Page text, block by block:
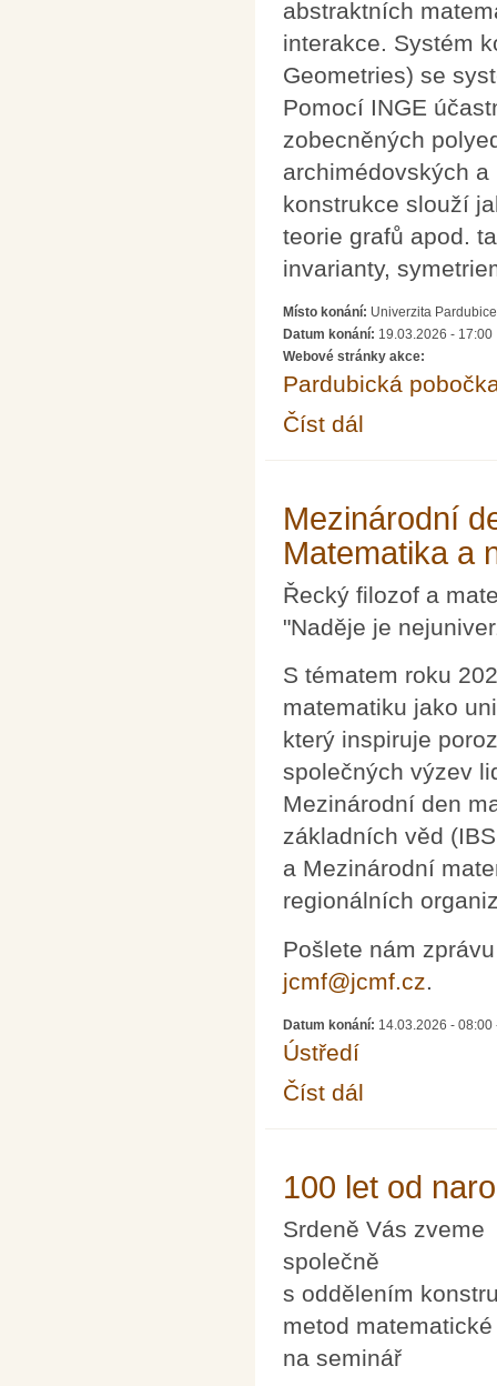
abstraktních
interakce. Systém
Geometries) se
Pomocí INGE
zobecněných
archimédovských
konstrukce slouží
teorie grafů apod.
invarianty,
Místo konání: Univerzita
Datum konání: 19.03.2026 - 17:00
Webové stránky akce:
Pardubická
Číst dál
Mezinárodní
Matematika a
Řecký filozof a
"Naděje je
S tématem roku
matematiku jako
který inspiruje
společných výzev
Mezinárodní den
základních věd
a Mezinárodní
regionálních
Pošlete nám
jcmf@jcmf.cz.
Datum konání: 14.03.2026 - 08:00
Ústředí
Číst dál
100 let od
Srdeně Vás zveme
společně
s oddělením
metod
na seminář